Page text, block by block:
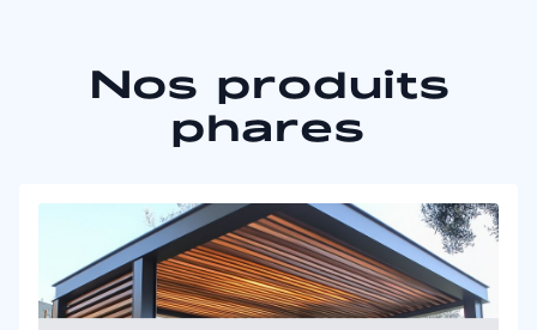
Nos produits
phares